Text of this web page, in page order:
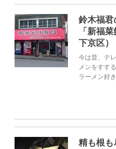
鈴木福君
「新福
下京区）
今は昔、テ
メンをすす
ラーメン好
精も根も